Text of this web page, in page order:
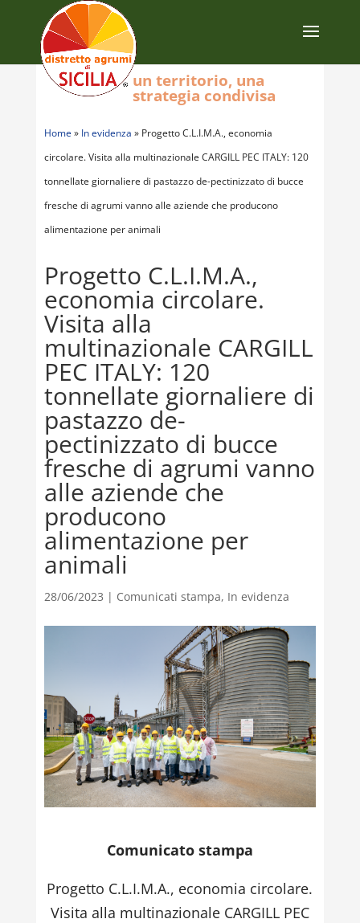
Home » In evidenza » Progetto C.L.I.M.A., economia
circolare. Visita alla multinazionale CARGILL PEC ITALY: 120
tonnellate giornaliere di pastazzo de-pectinizzato di bucce
fresche di agrumi vanno alle aziende che producono
alimentazione per animali
Progetto C.L.I.M.A.,
economia circolare.
Visita alla
multinazionale CARGILL
PEC ITALY: 120
tonnellate giornaliere di
pastazzo de-
pectinizzato di bucce
fresche di agrumi vanno
alle aziende che
producono
alimentazione per
animali
28/06/2023 | Comunicati stampa, In evidenza
Comunicato stampa
Progetto C.L.I.M.A., economia circolare.
Visita alla multinazionale CARGILL PEC
un territorio, una
strategia condivisa